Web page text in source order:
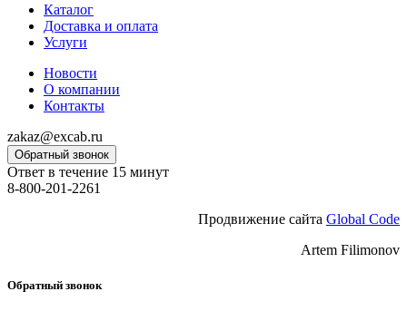
Каталог
Доставка и оплата
Услуги
Новости
О компании
Контакты
zakaz@excab.ru
Обратный звонок
Ответ в течение 15 минут
8-800-201-2261
Продвижение сайта Global Code
Artem Filimonov
Обратный звонок